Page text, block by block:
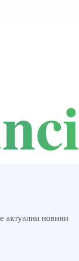
актуални новини